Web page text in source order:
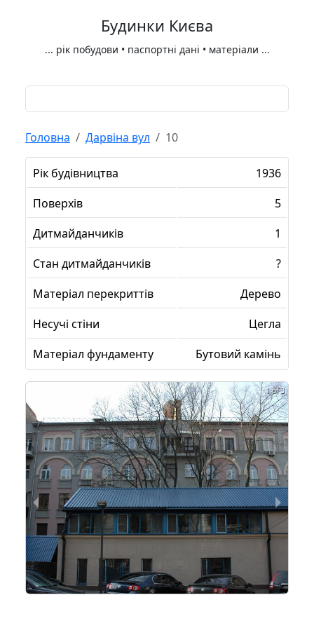
Будинки Києва
... рік побудови • паспортні дані • матеріали ...
Головна Дарвіна вул 10
Рік будівництва
1936
Поверхів
5
Дитмайданчиків
1
Стан дитмайданчиків
?
Матеріал перекриттів
Дерево
Несучі стіни
Цегла
Матеріал фундаменту
Бутовий камінь
1 of 3